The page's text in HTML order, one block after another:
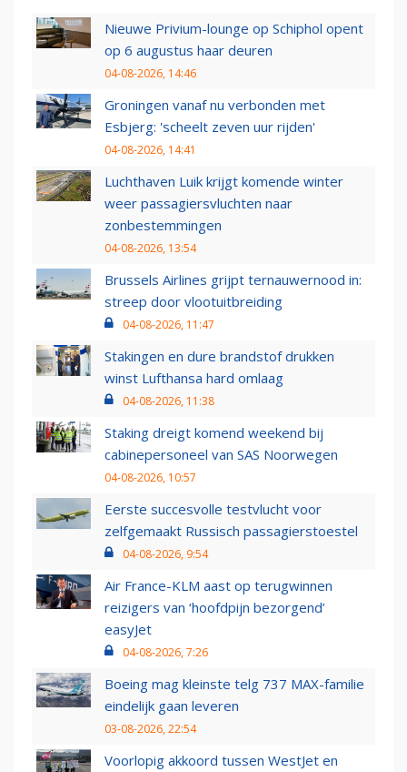
Nieuwe Privium-lounge op Schiphol opent
op 6 augustus haar deuren
04-08-2026, 14:46
Groningen vanaf nu verbonden met
Esbjerg: 'scheelt zeven uur rijden'
04-08-2026, 14:41
Luchthaven Luik krijgt komende winter
weer passagiersvluchten naar
zonbestemmingen
04-08-2026, 13:54
Brussels Airlines grijpt ternauwernood in:
streep door vlootuitbreiding
04-08-2026, 11:47
Stakingen en dure brandstof drukken
winst Lufthansa hard omlaag
04-08-2026, 11:38
Staking dreigt komend weekend bij
cabinepersoneel van SAS Noorwegen
04-08-2026, 10:57
Eerste succesvolle testvlucht voor
zelfgemaakt Russisch passagierstoestel
04-08-2026, 9:54
Air France-KLM aast op terugwinnen
reizigers van ‘hoofdpijn bezorgend’
easyJet
04-08-2026, 7:26
Boeing mag kleinste telg 737 MAX-familie
eindelijk gaan leveren
03-08-2026, 22:54
Voorlopig akkoord tussen WestJet en